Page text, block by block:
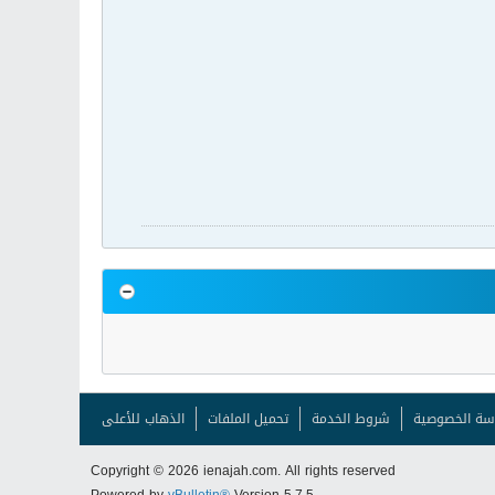
الخصوصية شروط الخدمة تحميل الملفات الذهاب للأعلى
Copyright © 2026 ienajah.com. All rights reserved